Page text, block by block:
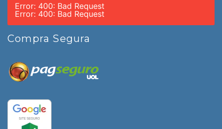
Error: 400: Bad Request
Error: 400: Bad Request
Compra Segura